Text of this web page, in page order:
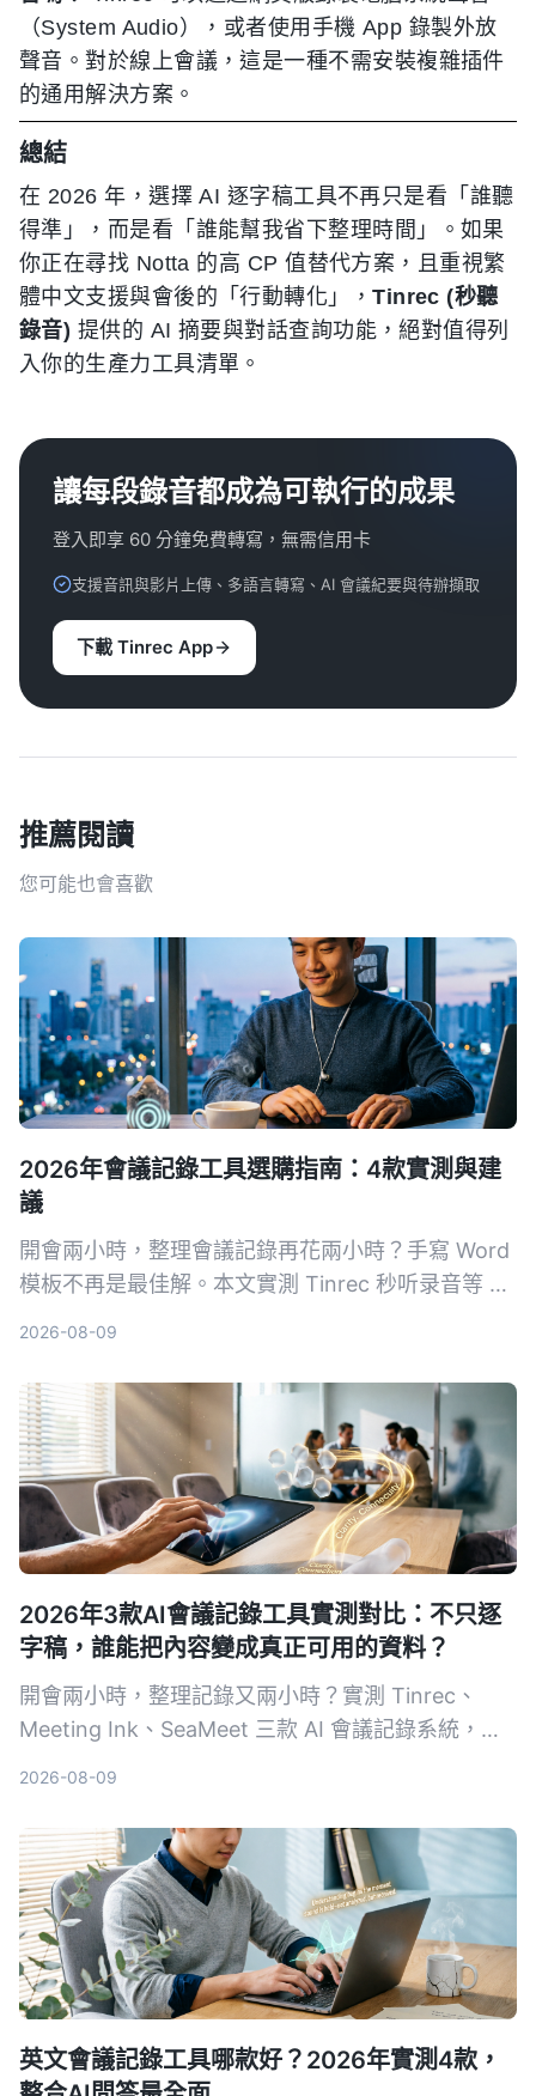
（System Audio），或者使用手機 App 錄製外放
聲音。對於線上會議，這是一種不需安裝複雜插件
的通用解決方案。
總結
在 2026 年，選擇 AI 逐字稿工具不再只是看「誰聽
得準」，而是看「誰能幫我省下整理時間」。如果
你正在尋找 Notta 的高 CP 值替代方案，且重視繁
體中文支援與會後的「行動轉化」，Tinrec (秒聽
錄音) 提供的 AI 摘要與對話查詢功能，絕對值得列
入你的生產力工具清單。
讓每段錄音都成為可執行的成果
登入即享 60 分鐘免費轉寫，無需信用卡
支援音訊與影片上傳、多語言轉寫、AI 會議紀要與待辦擷取
下載 Tinrec App
推薦閱讀
您可能也會喜歡
2026年會議記錄工具選購指南：4款實測與建
議
開會兩小時，整理會議記錄再花兩小時？手寫 Word
模板不再是最佳解。本文實測 Tinrec 秒听录音等 4
項，把時間留給更重要的事。
2026-08-09
2026年3款AI會議記錄工具實測對比：不只逐
字稿，誰能把內容變成真正可用的資料？
開會兩小時，整理記錄又兩小時？實測 Tinrec、
Meeting Ink、SeaMeet 三款 AI 會議記錄系統，從
2026-08-09
英文會議記錄工具哪款好？2026年實測4款，